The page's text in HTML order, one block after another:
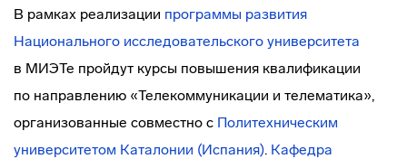
В рамках реализации программы развития
Национального исследовательского университета
в МИЭТе пройдут курсы повышения квалификации
по направлению «Телекоммуникации и телематика»,
организованные совместно с Политехническим
университетом Каталонии (Испания). Кафедра